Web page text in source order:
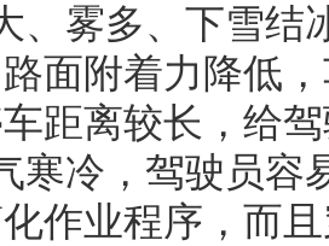
、雾多、下雪结
面附着力降低
距离较长，给
寒冷，驾驶员容
作业程序，而